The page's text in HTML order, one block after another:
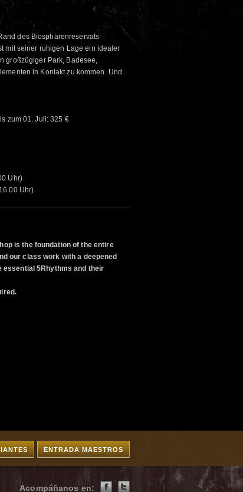
des Biosphärenreservats
mit seiner ruhigen Lage ein idealer
großzügiger Park, Badesee,
in Kontakt zu kommen. Und
zum 01. Juli: 325 €
Uhr)
Uhr)
is the foundation of the entire
our class work with a deepened
essential 5Rhythms and their
ENTRADA MAESTROS
Acompáñanos en: